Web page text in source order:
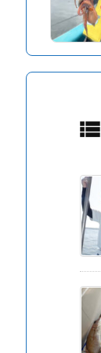
